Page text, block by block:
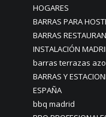
HOGARES
BARRAS PARA
BARRAS
INSTALACIÓN
barras terrazas
BARRAS Y
ESPAÑA
bbq madrid